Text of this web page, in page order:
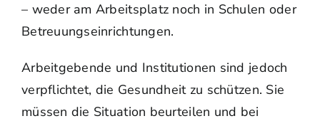
– weder am Arbeitsplatz noch in Schulen oder
Betreuungseinrichtungen.
Arbeitgebende und Institutionen sind jedoch
verpflichtet, die Gesundheit zu schützen. Sie
müssen die Situation beurteilen und bei